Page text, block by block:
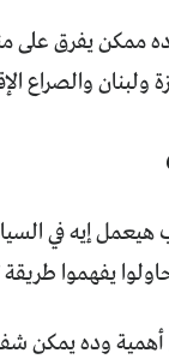
ممكن يفرق على
والصراع
هيعمل إيه في
يفهموا طريقة
وده يمكن